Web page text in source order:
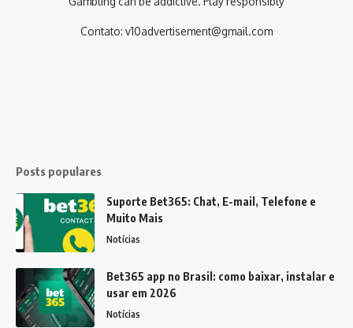
Contato: v10advertisement@gmail.com
Posts populares
Suporte Bet365: Chat, E-mail, Telefone e
Muito Mais
Notícias
Bet365 app no Brasil: como baixar, instalar e
usar em 2026
Notícias